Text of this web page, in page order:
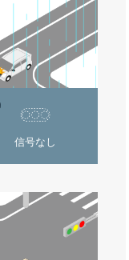
信号なし